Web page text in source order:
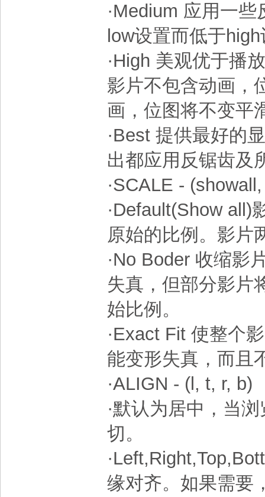
·Medium 应用一
low设置而低于
·High 美观优于播
影片不包含动画，
画，位图将不变平
·Best 提供最好的
出都应用反锯齿及
·SCALE -
·Default(Show all)
原始的比例。影片
·No Boder 收缩影
失真，但部分影片
始比例。
·Exact Fit 使整个
能变形失真，而且
·ALIGN - (l, t, r, b)
·默认为居中，当
切。
缘对齐。如果需要